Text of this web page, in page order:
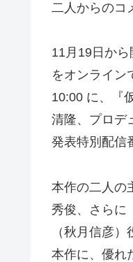
⼆⼈からのコ
11⽉19⽇か
をオンライン
10:00 に、『
清隆、プロデ
発表特別配信
本作の⼆⼈の
秀俊、さらに
（秋⽉信彦
本作に、優れ